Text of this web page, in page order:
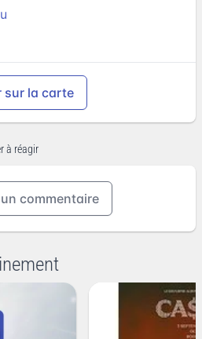
sur la carte
à réagir
commentaire